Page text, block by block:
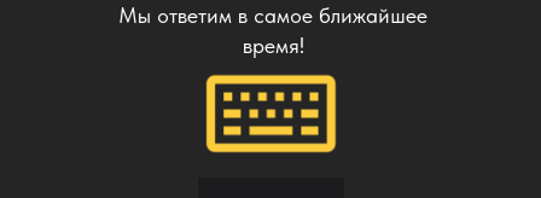
Мы ответим в самое ближайшее
время!